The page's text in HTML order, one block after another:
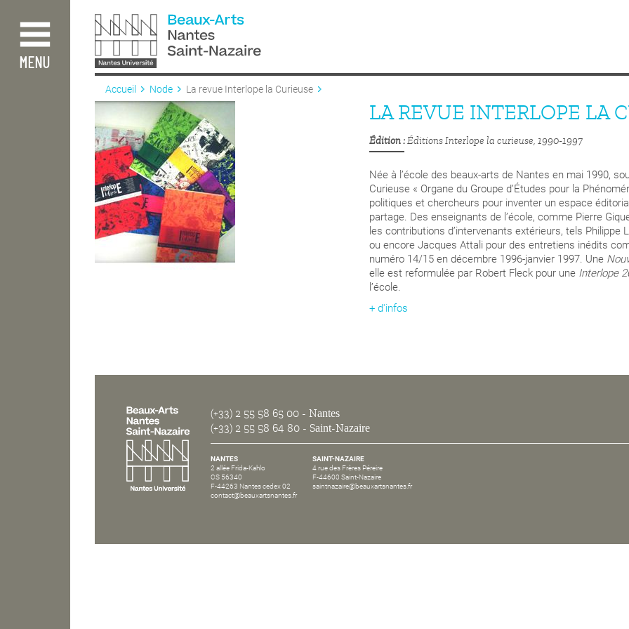
contenu
principal
MENU
Accueil Node La revue Interlope la Curieuse
LA REVUE INTERLOPE LA
Édition Éditions Interlope la curieuse, 1990-1997
Née à l’école des beaux-arts de Nantes en mai 1990,
Curieuse « Organe du Groupe d’Études pour la
politiques et chercheurs pour inventer un espace
partage. Des enseignants de l’école, comme Pierre
les contributions d’intervenants extérieurs, tels Philippe
ou encore Jacques Attali pour des entretiens inédits
numéro 14/15 en décembre 1996-janvier 1997. Une
elle est reformulée par Robert Fleck pour une Interlope
l’école.
+ d'infos
(+33) 2 55 58 65 00 - Nantes
(+33) 2 55 58 64 80 - Saint-Nazaire
NANTES
2 allée Frida-Kahlo
CS 56340
F-44263 Nantes cedex 02
contact@beauxartsnantes.fr
SAINT-NAZAIRE
4 rue des Frères Péreire
F-44600 Saint-Nazaire
saintnazaire@beauxartsnantes.fr